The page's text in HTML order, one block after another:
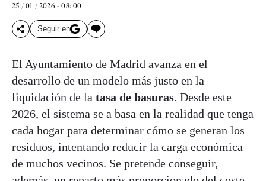
25 / 01 / 2026 - 08: 00
Seguir en
El Ayuntamiento de Madrid avanza en el
desarrollo de un modelo más justo en la
liquidación de la tasa de basuras. Desde este
2026, el sistema se a basa en la realidad que tenga
cada hogar para determinar cómo se generan los
residuos, intentando reducir la carga económica
de muchos vecinos. Se pretende conseguir,